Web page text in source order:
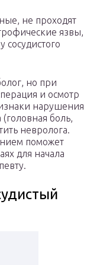
не проходят
язвы,
сосудистого
но при
и осмотр
нарушения
боль,
невролога.
поможет
для начала